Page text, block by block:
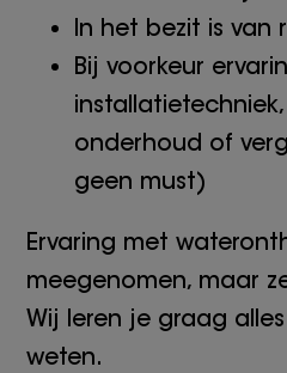
In het bezit is van
Bij voorkeur
onderhoud of
geen must)
Ervaring met
meegenomen, maar
Wij leren je graag
weten.